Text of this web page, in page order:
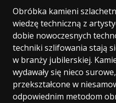
Obróbka kamieni
wiedzę techniczną z
dobie nowoczesnych
techniki szlifowania stają
w branży jubilerskiej.
wydawały się nieco
przekształcone w
odpowiednim metodom